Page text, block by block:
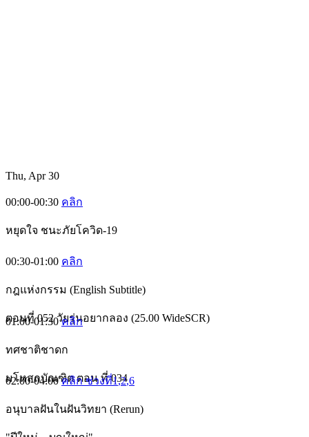
Thu, Apr 30
00:00-00:30 คลิก
หยุดใจ ชนะภัยโควิด-19
00:30-01:00 คลิก
กฎแห่งกรรม (English Subtitle)
ตอนที่ 052 วัยรุ่นอยากลอง (25.00 WideSCR)
01:00-01:30คลิก
ทศชาติชาดก
มโหสถบัณฑิต ตอน ที่ 034
02:00-04:00คลิก ช่วงที่1,2,6
อนุบาลฝันในฝันวิทยา (Rerun)